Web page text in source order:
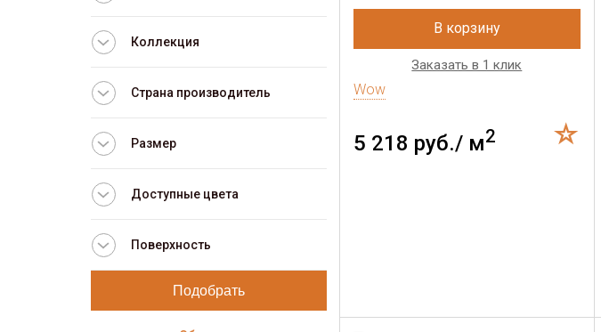
Коллекция
Страна производитель
Размер
Доступные цвета
Поверхность
В корзину
Заказать в 1 клик
Wow
5 218 руб./ м2